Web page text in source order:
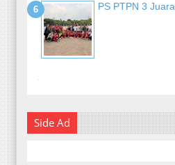
PS PTPN 3
-
Side Ad